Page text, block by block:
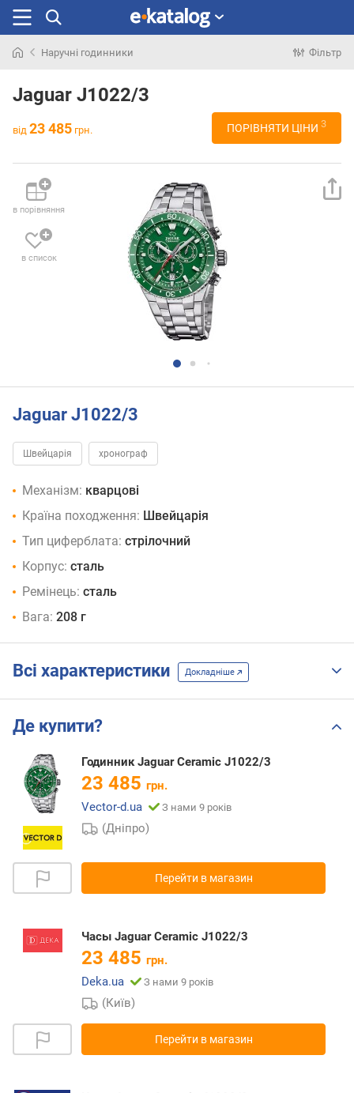
раніше
Наручні годинники Фільтр
Jaguar J1022/3
від 23 485 грн. ПОРІВНЯТИ ЦІНИ 3
в порівняння
в список
Jaguar J1022/3
Швейцарія хронограф
Механізм: кварцові
Країна походження: Швейцарія
Тип циферблата: стрілочний
Корпус: сталь
Ремінець: сталь
Вага: 208 г
Всі характеристики Докладніше
Де купити?
Годинник Jaguar Ceramic J1022/3
23 485 грн.
Vector-d.ua
З нами 9 років
(Дніпро)
Перейти в магазин
Часы Jaguar Ceramic J1022/3
23 485 грн.
Deka.ua
З нами 9 років
(Київ)
Перейти в магазин